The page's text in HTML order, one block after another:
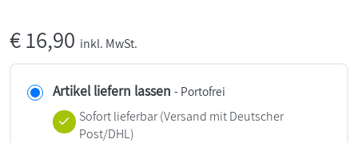
€16,90 inkl. MwSt.
Artikel liefern lassen - Portofrei
Sofort lieferbar(Versand mit Deutscher
Post/DHL)